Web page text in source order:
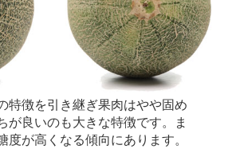
特徴を引き継ぎ果肉はやや固め
が良いのも大きな特徴です。ま
度が高くなる傾向にあります。